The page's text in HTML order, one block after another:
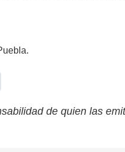
de quien las